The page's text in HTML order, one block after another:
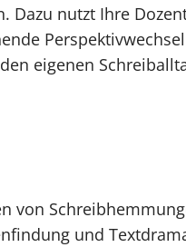
Dazu nutzt Ihre
eigenen
von
und